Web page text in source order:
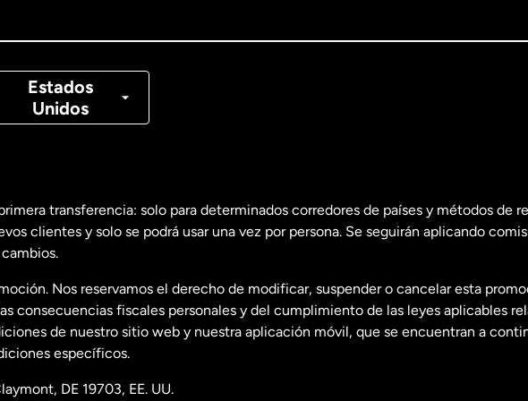
Estados
Unidos
Canadá Français
Unidos English
Unidos Español
transferencia: solo para determinados corredores de países y métodos de
clientes y solo se podrá usar una vez por persona. Se seguirán aplicando
Nos reservamos el derecho de modificar, suspender o cancelar esta
consecuencias fiscales personales y del cumplimiento de las leyes aplicables
de nuestro sitio web y nuestra aplicación móvil, que se encuentran a
específicos.
DE 19703, EE. UU.